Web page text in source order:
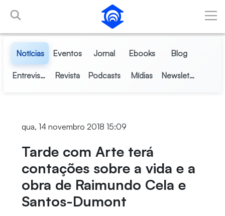
Pular para o Conteúdo principal
Notícias Eventos Jornal Ebooks Blog
Entrevistas Revista Podcasts Mídias Newsletter
qua, 14 novembro 2018 15:09
Tarde com Arte terá
contações sobre a vida e a
obra de Raimundo Cela e
Santos-Dumont